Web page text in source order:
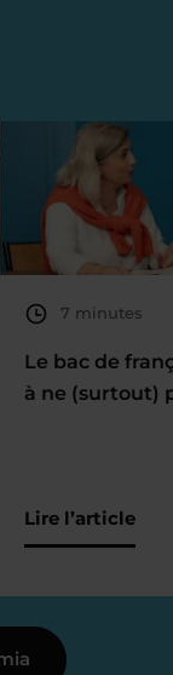
7 minutes
Le bac de
à ne (surtout)
Lire l’article